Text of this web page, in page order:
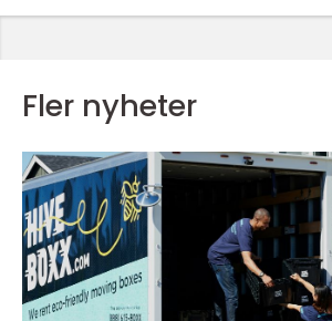
Fler nyheter